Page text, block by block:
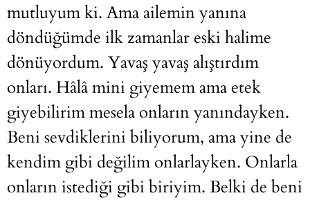
mutluyum ki. Ama ailemin yanına
döndüğümde ilk zamanlar eski halime
dönüyordum. Yavaş yavaş alıştırdım
onları. Hâlâ mini giyemem ama etek
giyebilirim mesela onların yanındayken.
Beni sevdiklerini biliyorum, ama yine de
kendim gibi değilim onlarlayken. Onlarla
onların istediği gibi biriyim. Belki de beni